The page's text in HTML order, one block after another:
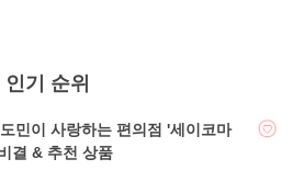
인기 순위
민이 사랑하는 편의점 '세이코마
결 & 추천 상품